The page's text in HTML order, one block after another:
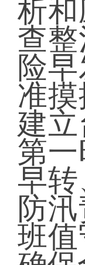
析
查
险
准
建
第
早
防
班